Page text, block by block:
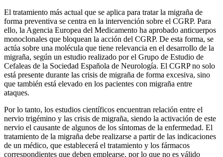
El tratamiento más actual que se aplica para tratar la migraña de
forma preventiva se centra en la intervención sobre el CGRP. Para
ello, la Agencia Europea del Medicamento ha aprobado anticuerpos
monoclonales que bloquean la acción del CGRP. De esta forma, se
actúa sobre una molécula que tiene relevancia en el desarrollo de la
migraña, según un estudio realizado por el Grupo de Estudio de
Cefaleas de la Sociedad Española de Neurología. El CGRP no solo
está presente durante las crisis de migraña de forma excesiva, sino
que también está elevado en los pacientes con migraña entre
ataques.
Por lo tanto, los estudios científicos encuentran relación entre el
nervio trigémino y las crisis de migraña, siendo la activación de este
nervio el causante de algunos de los síntomas de la enfermedad. El
tratamiento de la migraña debe realizarse a partir de las indicaciones
de un médico, que establecerá el tratamiento y los fármacos
correspondientes que deben emplearse, por lo que no es válido